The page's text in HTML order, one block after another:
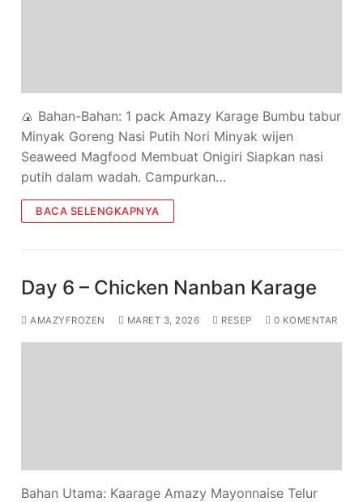
🍙 Bahan-Bahan: 1 pack Amazy Karage Bumbu tabur
Minyak Goreng Nasi Putih Nori Minyak wijen
Seaweed Magfood Membuat Onigiri Siapkan nasi
putih dalam wadah. Campurkan…
BACA SELENGKAPNYA
Day 6 – Chicken Nanban Karage
AMAZYFROZEN MARET 3, 2026 RESEP 0 KOMENTAR
Bahan Utama: Kaarage Amazy Mayonnaise Telur